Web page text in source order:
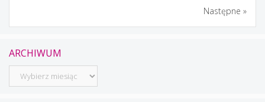
Następne »
ARCHIWUM
Archiwum